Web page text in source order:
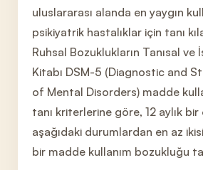
uluslararası alanda en yaygın
psikiyatrik hastalıklar için tanı kı
Ruhsal Bozuklukların Tanısal ve
Kitabı DSM-5 (Diagnostic and
of Mental Disorders) madde
tanı kriterlerine göre, 12 aylık
aşağıdaki durumlardan en az
bir madde kullanım bozukluğu